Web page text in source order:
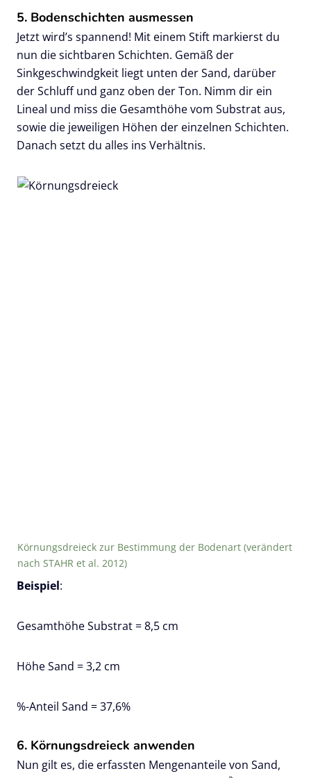
5. Bodenschichten ausmessen
Jetzt wird’s spannend! Mit einem Stift markierst du
nun die sichtbaren Schichten. Gemäß der
Sinkgeschwindgkeit liegt unten der Sand, darüber
der Schluff und ganz oben der Ton. Nimm dir ein
Lineal und miss die Gesamthöhe vom Substrat aus,
sowie die jeweiligen Höhen der einzelnen Schichten.
Danach setzt du alles ins Verhältnis.
Körnungsdreieck zur Bestimmung der Bodenart (verändert
nach STAHR et al. 2012)
Beispiel:
Gesamthöhe Substrat = 8,5 cm
Höhe Sand = 3,2 cm
%-Anteil Sand = 37,6%
6. Körnungsdreieck anwenden
Nun gilt es, die erfassten Mengenanteile von Sand,